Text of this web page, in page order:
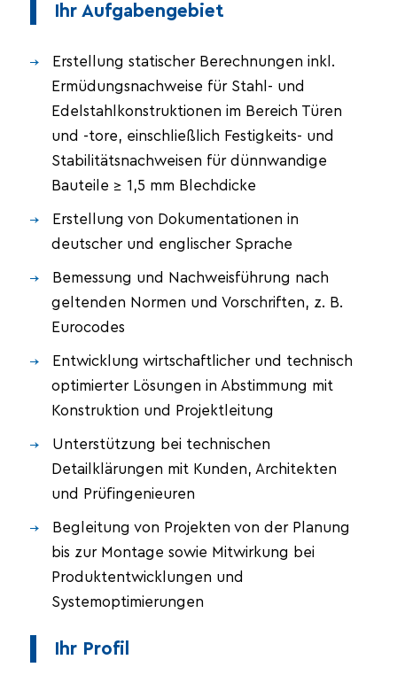
Ihr Aufgabengebiet
Erstellung statischer Berechnungen inkl.
Ermüdungsnachweise für Stahl- und
Edelstahlkonstruktionen im Bereich Türen
und -tore, einschließlich Festigkeits- und
Stabilitätsnachweisen für dünnwandige
Bauteile ≥ 1,5 mm Blechdicke
Erstellung von Dokumentationen in
deutscher und englischer Sprache
Bemessung und Nachweisführung nach
geltenden Normen und Vorschriften, z. B.
Eurocodes
Entwicklung wirtschaftlicher und technisch
optimierter Lösungen in Abstimmung mit
Konstruktion und Projektleitung
Unterstützung bei technischen
Detailklärungen mit Kunden, Architekten
und Prüfingenieuren
Begleitung von Projekten von der Planung
bis zur Montage sowie Mitwirkung bei
Produktentwicklungen und
Systemoptimierungen
Ihr Profil